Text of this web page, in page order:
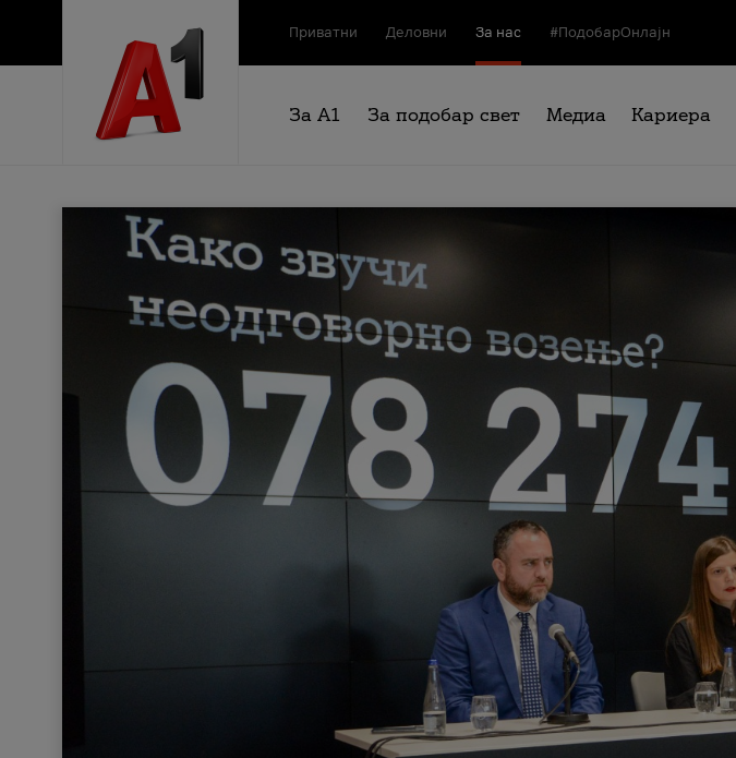
Приватни Деловни За нас #ПодобарОнлајн
За А1 За подобар свет Медиа Кариера